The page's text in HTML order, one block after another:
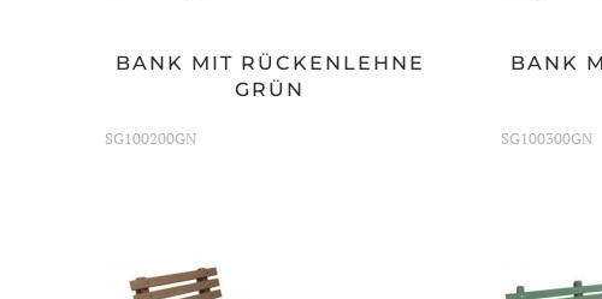
BANK MIT RÜCKENLEHNE
GRÜN
SG100200GN
BANK
SG100300GN